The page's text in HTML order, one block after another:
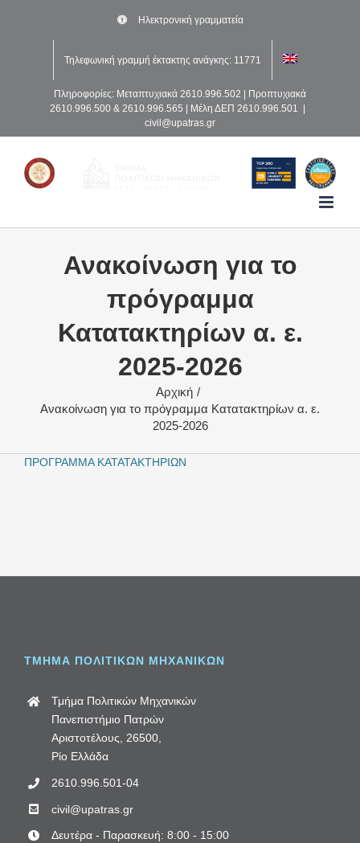
περιεχόμενο
Ηλεκτρονική γραμματεία
Τηλεφωνική γραμμή έκτακτης ανάγκης: 11771
Πληροφορίες: Μεταπτυχιακά 2610.996.502 | Προπτυχιακά
2610.996.500 & 2610.996.565 | Μέλη ΔΕΠ 2610.996.501
civil@upatras.gr
Ανακοίνωση για το
πρόγραμμα
Κατατακτηρίων α. ε.
2025-2026
Αρχική
Ανακοίνωση για το πρόγραμμα Κατατακτηρίων α. ε.
2025-2026
ΠΡΟΓΡΑΜΜΑ ΚΑΤΑΤΑΚΤΗΡΙΩΝ
ΤΜΗΜΑ ΠΟΛΙΤΙΚΩΝ ΜΗΧΑΝΙΚΩΝ
Τμήμα Πολιτικών Μηχανικών
Πανεπιστήμιο Πατρών
Αριστοτέλους, 26500,
Ρίο Ελλάδα
2610.996.501-04
civil@upatras.gr
Δευτέρα - Παρασκευή: 8:00 - 15:00